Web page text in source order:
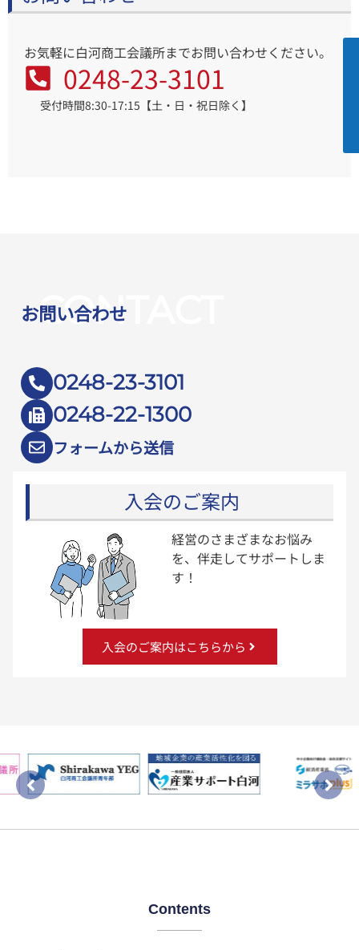
お気軽に白河商工会議所までお問い合わせください。
0248-23-3101
受付時間8:30-17:15【土・日・祝日除く】
CONTACT
お問い合わせ
0248-23-3101
0248-22-1300
フォームから送信
入会のご案内
経営のさまざまなお悩み
を、伴走してサポートしま
す！
入会のご案内はこちらから
Contents